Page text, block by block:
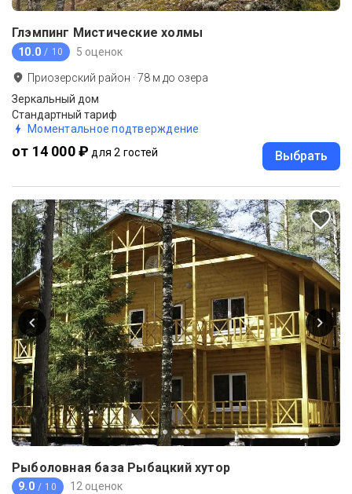
Глэмпинг Мистические холмы
10.0 / 10 5 оценок
Приозерский район ·78 м до озера
Зеркальный дом
Стандартный тариф
Моментальное подтверждение
от 14 000 ₽ для 2 гостей Выбрать
Рыболовная база Рыбацкий хутор
9.0 / 10 12 оценок